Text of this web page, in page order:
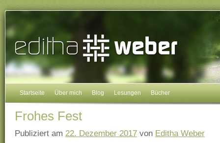
Startseite Über mich Blog Lesungen Bücher
Frohes Fest
Publiziert am 22. Dezember 2017 von Editha Weber